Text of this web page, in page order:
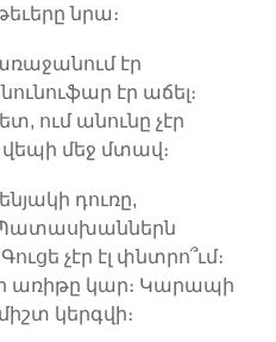
թեւերը նրա։
էր
էր աճել։
ում անունը չէր
վեպի մեջ մտավ։
դուռը,
Պատասխաններն
չէր էլ փնտրո՞ւմ։
առիթը կար։ Կարապի
կերգվի։